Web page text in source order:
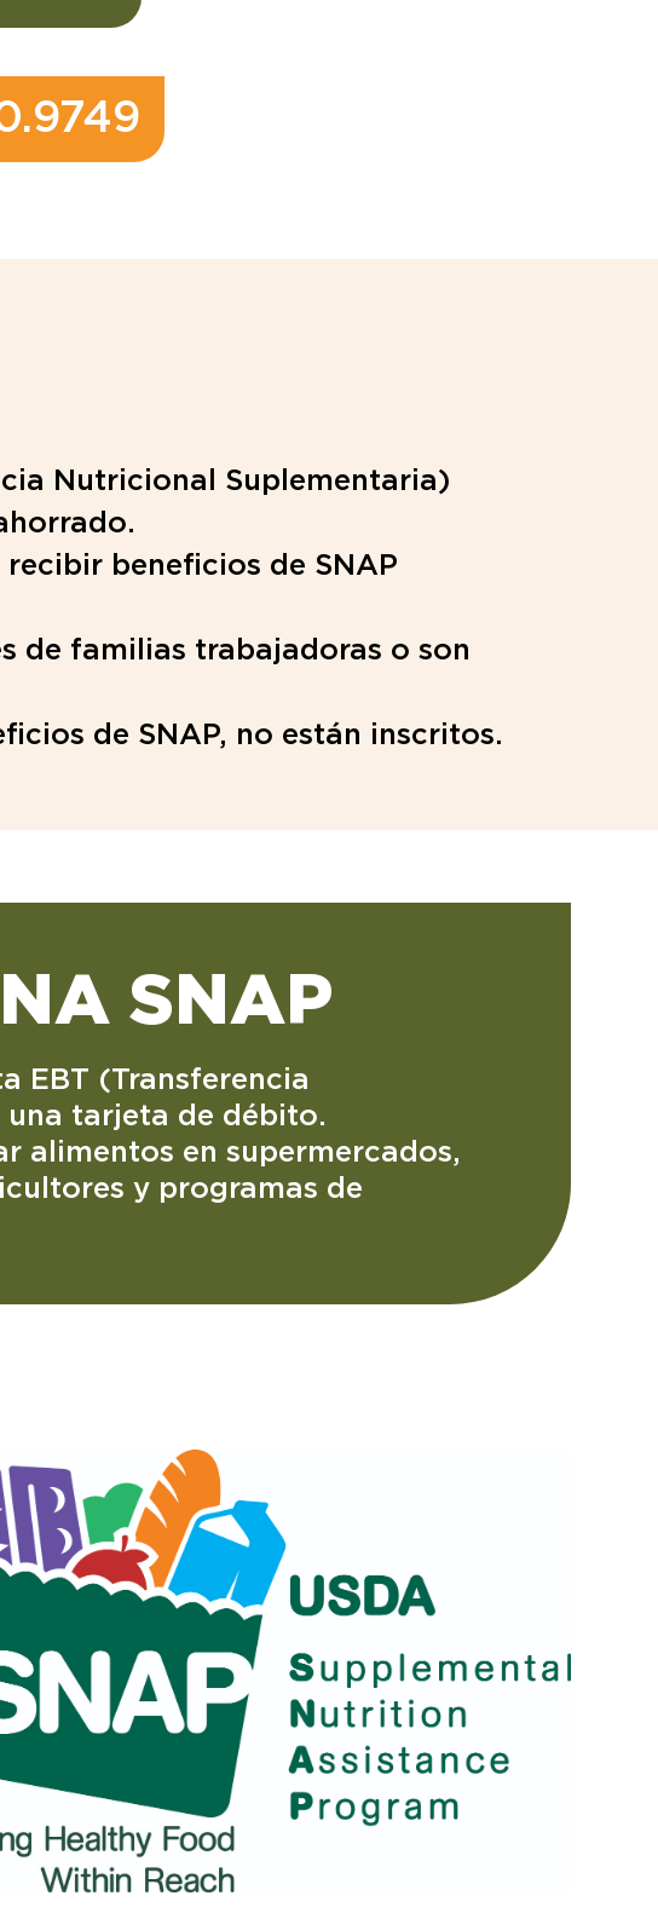
Nutricional Suplementaria)
beneficios de SNAP
de familias trabajadoras o son
de SNAP, no están inscritos.
SNAP
EBT (Transferencia
tarjeta de débito.
alimentos en supermercados,
y programas de